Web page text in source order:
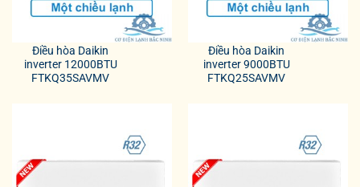
Điều hòa Daikin
inverter 12000BTU
FTKQ35SAVMV
Điều hòa Daikin
inverter 9000BTU
FTKQ25SAVMV